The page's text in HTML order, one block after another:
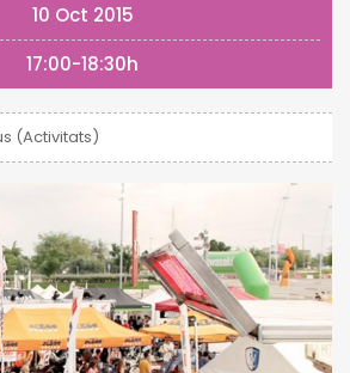
10 Oct 2015
17:00-18:30h
(Activitats)